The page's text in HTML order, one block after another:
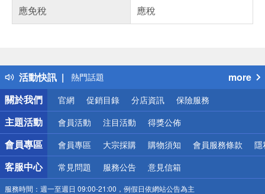
應免稅
應稅
活動快訊
得獎公告
熱門話題
銀行優惠
偏遠地區配送
詐騙網頁！請小心！
more
關於我們
官網 促銷目錄 分店資訊 保險服務
主題活動 會員活動 注目活動 得獎公佈
會員專區 會員專區 大宗採購 購物須知 會員服務條款 隱
客服中心 常見問題 服務公告 意見信箱
服務時間： 週一至週日 09:00-21:00，例假日依網站公告為主